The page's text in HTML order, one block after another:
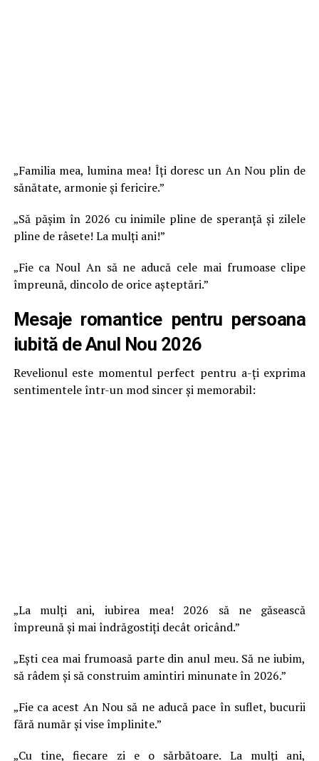
„Familia mea, lumina mea! Îți doresc un An Nou plin de
sănătate, armonie și fericire.”
„Să pășim în 2026 cu inimile pline de speranță și zilele
pline de râsete! La mulți ani!”
„Fie ca Noul An să ne aducă cele mai frumoase clipe
împreună, dincolo de orice așteptări.”
Mesaje romantice pentru persoana
iubită de Anul Nou 2026
Revelionul este momentul perfect pentru a-ți exprima
sentimentele într-un mod sincer și memorabil:
„La mulți ani, iubirea mea! 2026 să ne găsească
împreună și mai îndrăgostiți decât oricând.”
„Ești cea mai frumoasă parte din anul meu. Să ne iubim,
să râdem și să construim amintiri minunate în 2026.”
„Fie ca acest An Nou să ne aducă pace în suflet, bucurii
fără număr și vise împlinite.”
„Cu tine, fiecare zi e o sărbătoare. La mulți ani,